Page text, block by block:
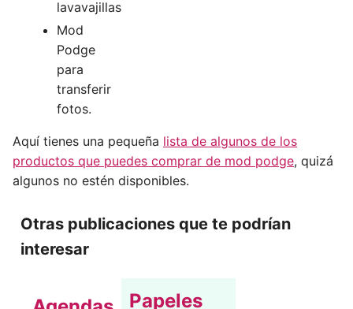
lavavajillas
Mod
Podge
para
transferir
fotos.
Aquí tienes una pequeña lista de algunos de los
productos que puedes comprar de mod podge, quizá
algunos no estén disponibles.
Otras publicaciones que te podrían
interesar
Papeles